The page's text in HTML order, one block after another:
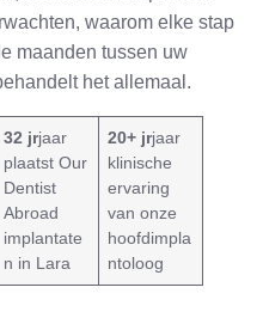
waarom elke stap
maanden tussen uw
het allemaal.
32 jrjaar
plaatst Our
Dentist
Abroad
implantate
n in Lara
20+ jrjaar
klinische
ervaring
van onze
hoofdimpla
ntoloog